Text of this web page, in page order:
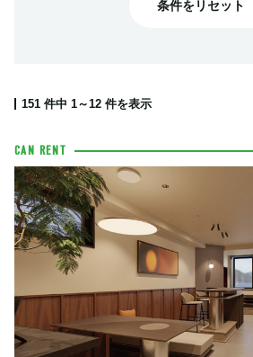
条件をリセット
151 件中 1～12 件を表示
CAN RENT